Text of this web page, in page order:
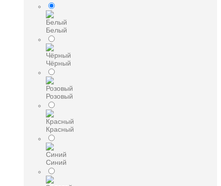
Белый
Чёрный
Розовый
Красный
Синий